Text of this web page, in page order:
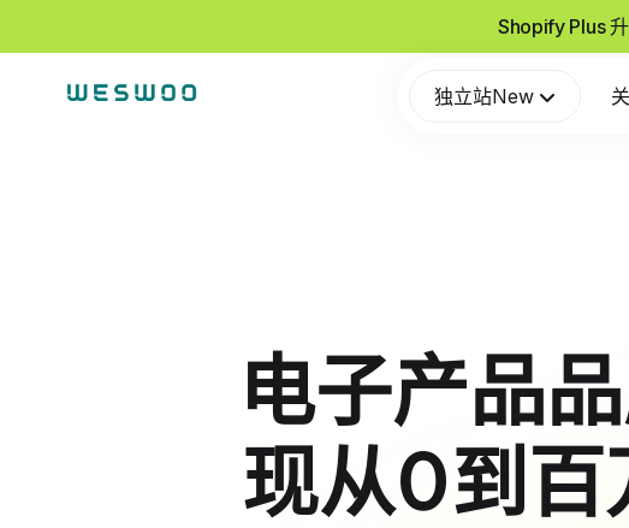
Shopify Plus
独立站New
电子产品
现从0到百